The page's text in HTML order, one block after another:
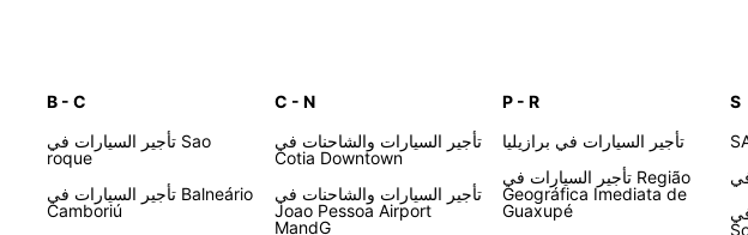
B - C
تأجير السيارات في Sao
roque
تأجير السيارات في Balneário
Camboriú
C - N
تأجير السيارات والشاحنات في
Cotia Downtown
تأجير السيارات والشاحنات في
Joao Pessoa Airport
MandG
P - R
تأجير السيارات في برازيليا
تأجير السيارات في Região
Geográfica Imediata de
Guaxupé
S